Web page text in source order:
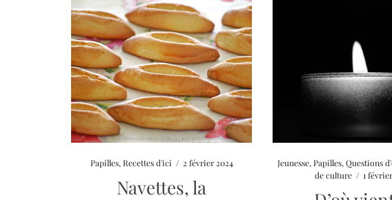
Papilles, Recettes d'ici / 2 février 2024
Navettes, la
Jeunesse,Papilles,Questions
de culture / 1